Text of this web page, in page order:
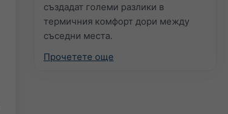
създадат големи разлики в
термичния комфорт дори между
съседни места.
Прочетете още